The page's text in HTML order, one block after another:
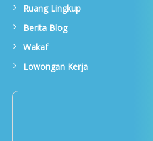
Ruang Lingkup
Berita Blog
Wakaf
Lowongan Kerja